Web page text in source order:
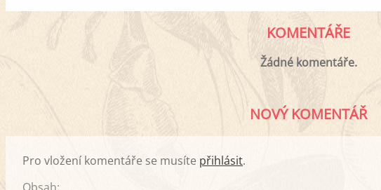
KOMENTÁŘE
Žádné komentáře.
NOVÝ KOMENTÁŘ
Pro vložení komentáře se musíte přihlásit.
Obsah: